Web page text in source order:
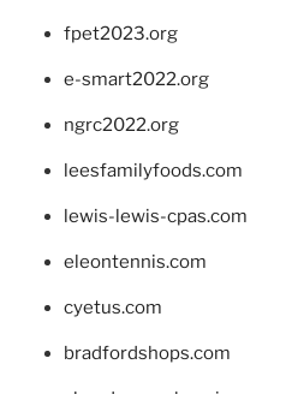
fpet2023.org
e-smart2022.org
ngrc2022.org
leesfamilyfoods.com
lewis-lewis-cpas.com
eleontennis.com
cyetus.com
bradfordshops.com